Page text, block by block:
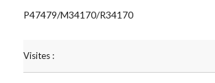
P47479/M34170/R34170
Visites :